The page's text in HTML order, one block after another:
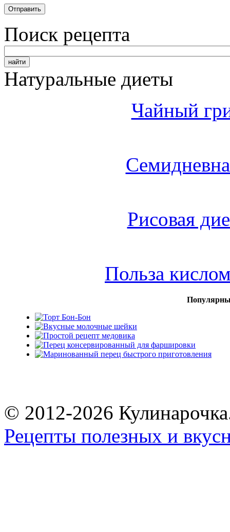
Поиск рецепта
Натуральные диеты
Чайный
Рисовая
Польза
© 2012-2026
Рецепты полезных и